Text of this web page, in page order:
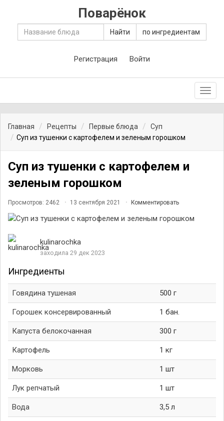
Поварёнок
Найти по ингредиентам
Регистрация Войти
Главная Рецепты Первые блюда
Суп
Суп из тушенки с картофелем и зеленым горошком
Суп из тушенки с картофелем и
зеленым горошком
Просмотров: 2462 13 сентября 2021 Комментировать
kulinarochka
заходила 29 дек 2023
Ингредиенты
Говядина тушеная 500 г
Горошек консервированный 1 бан.
Капуста белокочанная 300 г
Картофель 1 кг
Морковь 1 шт
Лук репчатый 1 шт
Вода 3,5 л